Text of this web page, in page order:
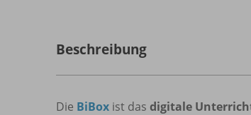
Beschreibung
Die BiBox ist das digitale